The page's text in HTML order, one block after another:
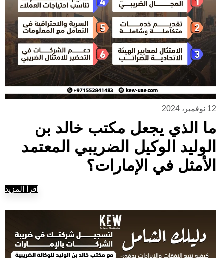
12 نوفمبر، 2024
ما الذي يجعل مكتب خالد بن
الوليد الوكيل الضريبي المعتمد
الأمثل في الإمارات؟
إقرأ المزيد